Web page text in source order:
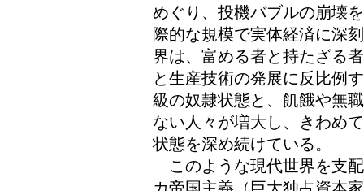
めぐり、投機バブルの崩壊
際的な規模で実体経済に深
界は、富める者と持たざる
と生産技術の発展に反比例
級の奴隷状態と、飢餓や無
ない人々が増大し、きわめ
状態を深め続けている。
このような現代世界を支